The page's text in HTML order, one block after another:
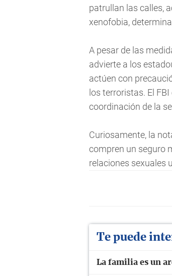
patrullan las calles,
xenofobia,
A pesar de las
advierte a los
actúen con
los terroristas. El
coordinación de la
Curiosamente, la
compren un seguro
relaciones sexuales
Te puede
La familia es un